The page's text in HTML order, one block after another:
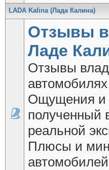
LADA Kalina (Лада Калина)
Отзывы
Ладе
Отзывы
Ощущения и
полученный
реальной
Плюсы и